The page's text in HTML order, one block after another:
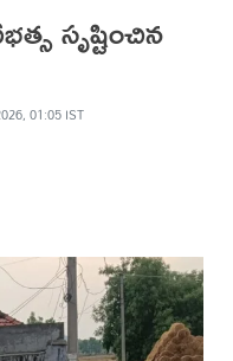
సృష్టించిన
01:05 IST